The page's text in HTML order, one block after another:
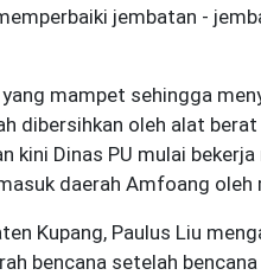
jembatan -
mampet sehingga
dibersihkan oleh alat
kini Dinas PU mulai
daerah Amfoang oleh
Kupang, Paulus Liu
bencana setelah